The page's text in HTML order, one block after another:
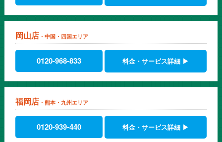
岡山店 ・中国・四国エリア
0120-968-833 料金・サービス詳細 ▶
福岡店 ・熊本・九州エリア
0120-939-440 料金・サービス詳細 ▶